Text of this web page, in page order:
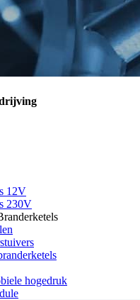
12V
230V
hogedruk